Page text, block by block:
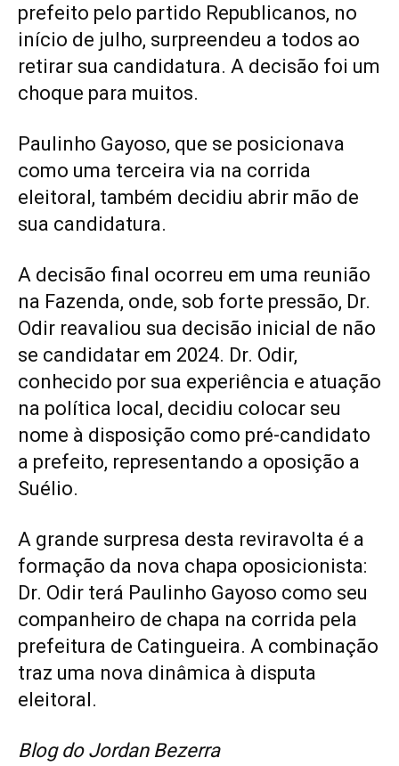
prefeito pelo partido Republicanos, no
início de julho, surpreendeu a todos ao
retirar sua candidatura. A decisão foi um
choque para muitos.
Paulinho Gayoso, que se posicionava
como uma terceira via na corrida
eleitoral, também decidiu abrir mão de
sua candidatura.
A decisão final ocorreu em uma reunião
na Fazenda, onde, sob forte pressão, Dr.
Odir reavaliou sua decisão inicial de não
se candidatar em 2024. Dr. Odir,
conhecido por sua experiência e atuação
na política local, decidiu colocar seu
nome à disposição como pré-candidato
a prefeito, representando a oposição a
Suélio.
A grande surpresa desta reviravolta é a
formação da nova chapa oposicionista:
Dr. Odir terá Paulinho Gayoso como seu
companheiro de chapa na corrida pela
prefeitura de Catingueira. A combinação
traz uma nova dinâmica à disputa
eleitoral.
Blog do Jordan Bezerra